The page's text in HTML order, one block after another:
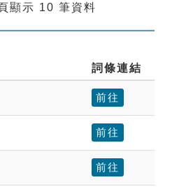
顯示 10 筆資料
詞條連結
前往
前往
前往